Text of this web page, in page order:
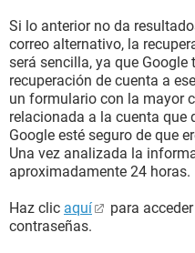
Si lo anterior no da
correo alternativo, la
será sencilla, ya que Google
recuperación de cuenta a
un formulario con la mayor
relacionada a la cuenta que
Google esté seguro de que
Una vez analizada la
aproximadamente 24 horas.
Haz clic aquí
para
contraseñas.